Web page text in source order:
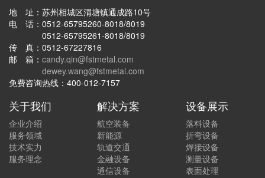
地 址：苏州相城区渭塘镇通成路10号
电 话：0512-65795260-8018/8019
0512-65795261-8018/8019
传 真：0512-67227816
邮 箱： candy.qin@fstmetal.com
dewey.wang@fstmetal.com
免费咨询热线：400-012-7157
关于我们
企业介绍
服务领域
技术实力
服务理念
解决方案
航空装备
新能源
轨道交通
金融设备
通信设备
设备展示
落料设备
折弯设备
焊接设备
测量设备
表面处理